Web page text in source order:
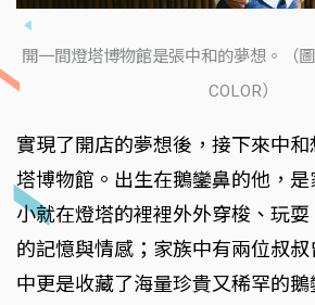
開一間燈塔博物館是張中和的夢想。（
COLOR）
實現了開店的夢想後，接下來中
塔博物館。出生在鵝鑾鼻的他，
小就在燈塔的裡裡外外穿梭、玩
的記憶與情感；家族中有兩位叔
中更是收藏了海量珍貴又稀罕的